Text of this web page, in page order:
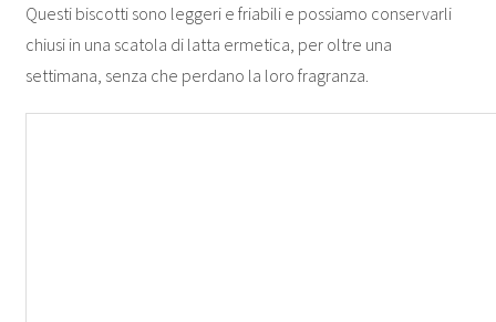
Questi biscotti sono leggeri e friabili e possiamo conservarli
chiusi in una scatola di latta ermetica, per oltre una
settimana, senza che perdano la loro fragranza.